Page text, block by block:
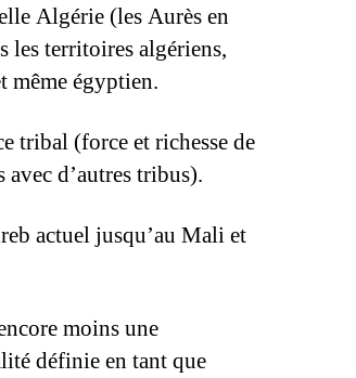
Algérie (les Aurès en
les territoires algériens,
même égyptien.
tribal (force et richesse de
d’autres tribus).
actuel jusqu’au Mali et
moins une
définie en tant que